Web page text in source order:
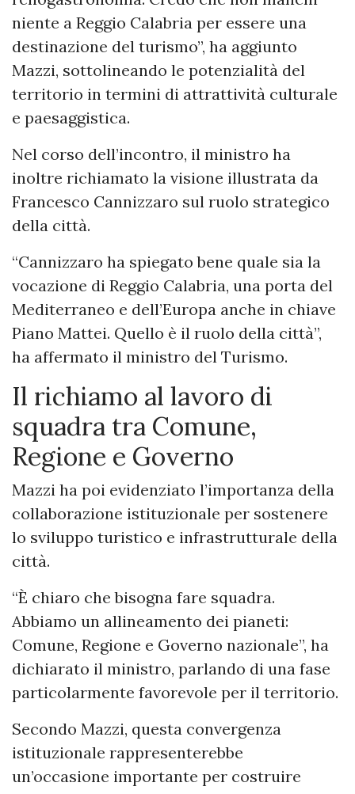
niente a Reggio Calabria per essere una
destinazione del turismo”, ha aggiunto
Mazzi, sottolineando le potenzialità del
territorio in termini di attrattività culturale
e paesaggistica.
Nel corso dell’incontro, il ministro ha
inoltre richiamato la visione illustrata da
Francesco Cannizzaro sul ruolo strategico
della città.
“Cannizzaro ha spiegato bene quale sia la
vocazione di Reggio Calabria, una porta del
Mediterraneo e dell’Europa anche in chiave
Piano Mattei. Quello è il ruolo della città”,
ha affermato il ministro del Turismo.
Il richiamo al lavoro di
squadra tra Comune,
Regione e Governo
Mazzi ha poi evidenziato l’importanza della
collaborazione istituzionale per sostenere
lo sviluppo turistico e infrastrutturale della
città.
“È chiaro che bisogna fare squadra.
Abbiamo un allineamento dei pianeti:
Comune, Regione e Governo nazionale”, ha
dichiarato il ministro, parlando di una fase
particolarmente favorevole per il territorio.
Secondo Mazzi, questa convergenza
istituzionale rappresenterebbe
un’occasione importante per costruire